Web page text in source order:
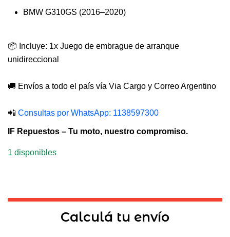
BMW G310GS (2016–2020)
📦 Incluye: 1x Juego de embrague de arranque
unidireccional
🚚 Envíos a todo el país vía Via Cargo y Correo Argentino
📲 Consultas por WhatsApp: 1138597300
IF Repuestos – Tu moto, nuestro compromiso.
1 disponibles
Calculá tu envío